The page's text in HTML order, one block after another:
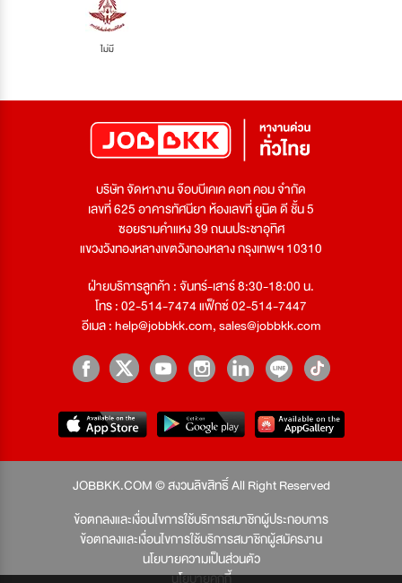
ไม่มี
บริษัท จัดหางาน จ๊อบบีเคเค ดอท คอม จำกัด
เลขที่ 625 อาคารทัศนียา ห้องเลขที่ ยูนิต ดี ชั้น 5
ซอยรามคำแหง 39 ถนนประชาอุทิศ
แขวงวังทองหลางเขตวังทองหลาง กรุงเทพฯ 10310
ฝ่ายบริการลูกค้า : จันทร์-เสาร์ 8:30-18:00 น.
โทร : 02-514-7474 แฟ็กซ์ 02-514-7447
อีเมล :help@jobbkk.com,sales@jobbkk.com
JOBBKK.COM © สงวนลิขสิทธิ์ All Right Reserved
ข้อตกลงและเงื่อนไขการใช้บริการสมาชิกผู้ประกอบการ
ข้อตกลงและเงื่อนไขการใช้บริการสมาชิกผู้สมัครงาน
นโยบายความเป็นส่วนตัว